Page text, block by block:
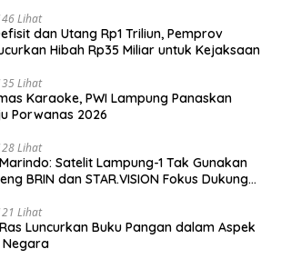
Lihat
dan Utang Rp1 Triliun, Pemprov
Hibah Rp35 Miliar untuk Kejaksaan
Lihat
Karaoke, PWI Lampung Panaskan
Porwanas 2026
Lihat
Satelit Lampung-1 Tak Gunakan
BRIN dan STAR.VISION Fokus Dukung
Lihat
Luncurkan Buku Pangan dalam Aspek
Negara